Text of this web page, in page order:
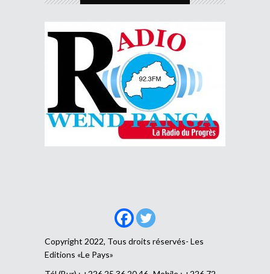
Copyright 2022, Tous droits réservés- Les
Editions «Le Pays»